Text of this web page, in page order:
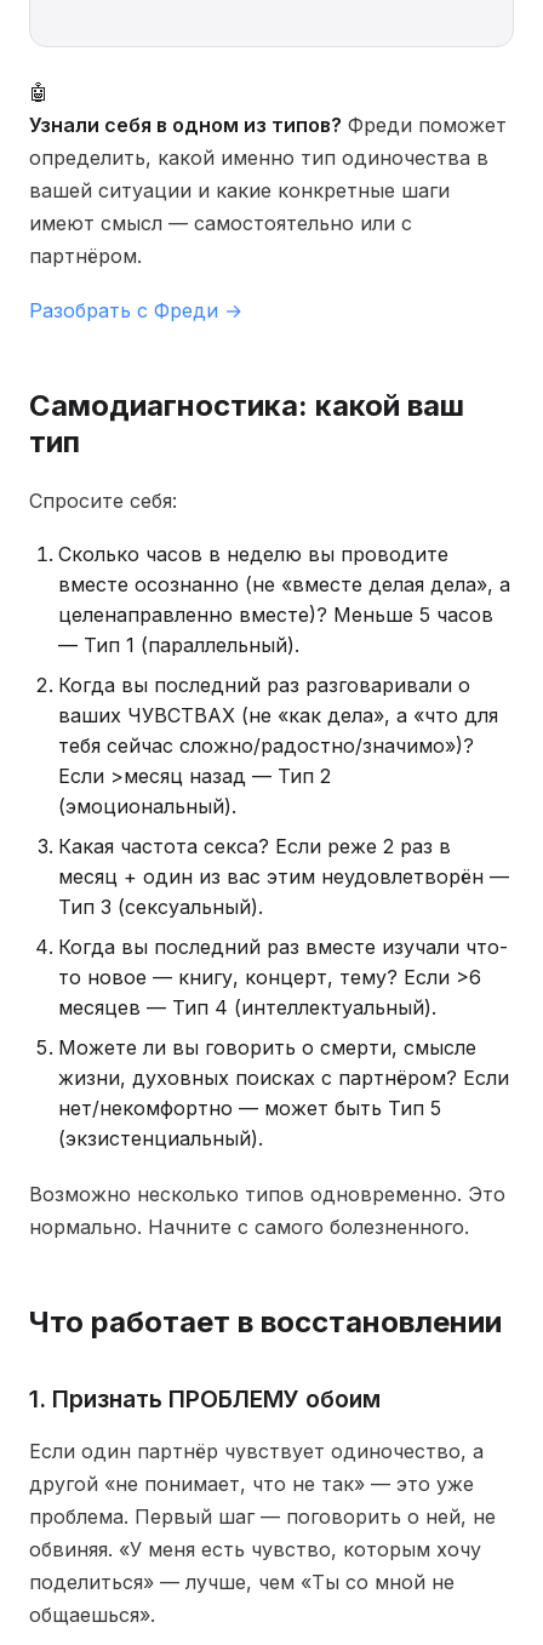
🤖
Узнали себя в одном из типов? Фреди поможет
определить, какой именно тип одиночества в
вашей ситуации и какие конкретные шаги
имеют смысл — самостоятельно или с
партнёром.
Разобрать с Фреди →
Самодиагностика: какой ваш
тип
Спросите себя:
Сколько часов в неделю вы проводите
вместе осознанно (не «вместе делая дела», а
целенаправленно вместе)? Меньше 5 часов
— Тип 1 (параллельный).
Когда вы последний раз разговаривали о
ваших ЧУВСТВАХ (не «как дела», а «что для
тебя сейчас сложно/радостно/значимо»)?
Если >месяц назад — Тип 2
(эмоциональный).
Какая частота секса? Если реже 2 раз в
месяц + один из вас этим неудовлетворён —
Тип 3 (сексуальный).
Когда вы последний раз вместе изучали что-
то новое — книгу, концерт, тему? Если >6
месяцев — Тип 4 (интеллектуальный).
Можете ли вы говорить о смерти, смысле
жизни, духовных поисках с партнёром? Если
нет/некомфортно — может быть Тип 5
(экзистенциальный).
Возможно несколько типов одновременно. Это
нормально. Начните с самого болезненного.
Что работает в восстановлении
1. Признать ПРОБЛЕМУ обоим
Если один партнёр чувствует одиночество, а
другой «не понимает, что не так» — это уже
проблема. Первый шаг — поговорить о ней, не
обвиняя. «У меня есть чувство, которым хочу
поделиться» — лучше, чем «Ты со мной не
общаешься».